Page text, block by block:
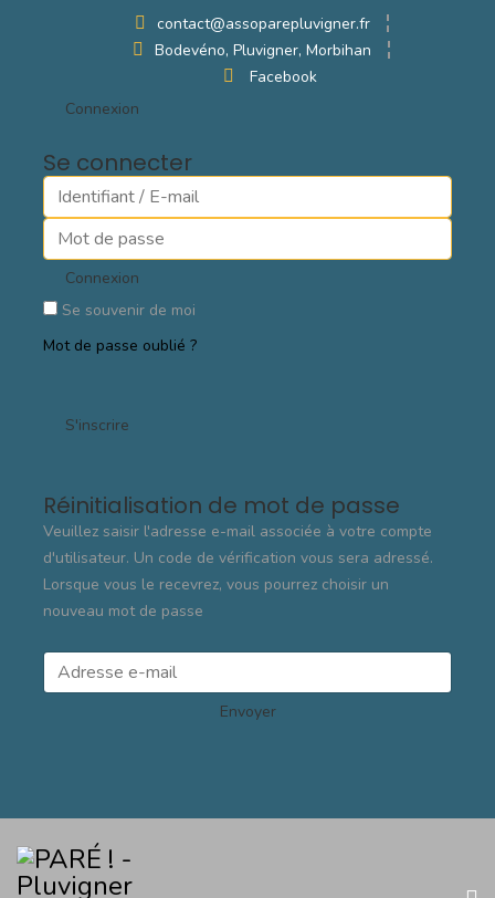
contact@assoparepluvigner.fr
Bodevéno, Pluvigner, Morbihan
Facebook
Connexion
Se connecter
Connexion
Se souvenir de moi
Mot de passe oublié ?
S'inscrire
Réinitialisation de mot de passe
Veuillez saisir l'adresse e-mail associée à votre compte
d'utilisateur. Un code de vérification vous sera adressé.
Lorsque vous le recevrez, vous pourrez choisir un
nouveau mot de passe
Envoyer